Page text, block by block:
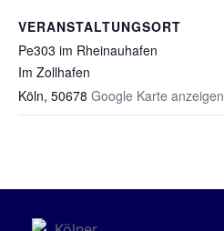
VERANSTALTUNGSORT
Pe303 im Rheinauhafen
Im Zollhafen
Köln, 50678 Google Karte anzeigen